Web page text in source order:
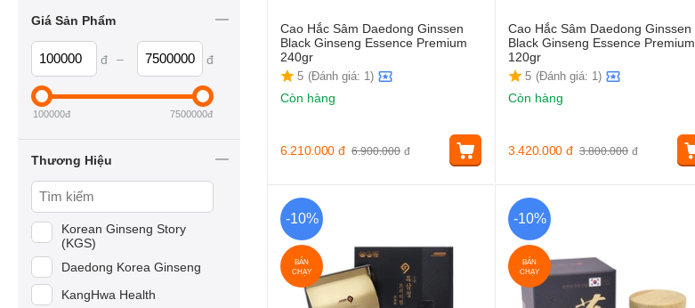
Cao Hắc Sâm Daedong Ginssen
Black Ginseng Essence Premium
240gr
5 (Đánh giá: 1)
Còn hàng
6.900.000 đ
6.210.000 đ
Cao Hắc Sâm Daedong Ginssen
Black Ginseng Essence Premium
120gr
5 (Đánh giá: 1)
Còn hàng
3.800.000 đ
3.420.000 đ
-10%
BÁN
CHẠY
-10%
BÁN
CHẠY
Giá Sản Phẩm
đ – đ
100000đ 7500000đ
Thương Hiệu
Korean Ginseng Story
(KGS)
Daedong Korea Ginseng
KangHwa Health